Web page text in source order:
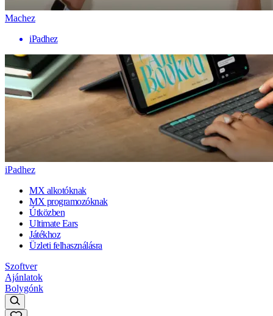
Machez
iPadhez
iPadhez
MX alkotóknak
MX programozóknak
Útközben
Ultimate Ears
Játékhoz
Üzleti felhasználásra
Szoftver
Ajánlatok
Bolygónk